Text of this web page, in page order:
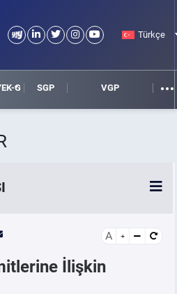
Türkçe
G SGP VGP
A
İlişkin